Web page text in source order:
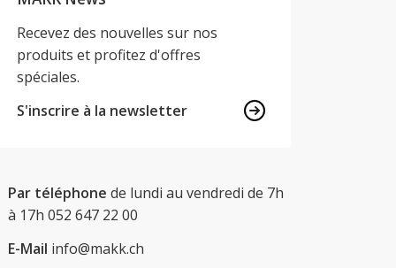
Recevez des nouvelles sur nos
produits et profitez d'offres
spéciales.
S'inscrire à la newsletter
Par téléphone de lundi au vendredi de 7h
à 17h 052 647 22 00
E-Mail info@makk.ch